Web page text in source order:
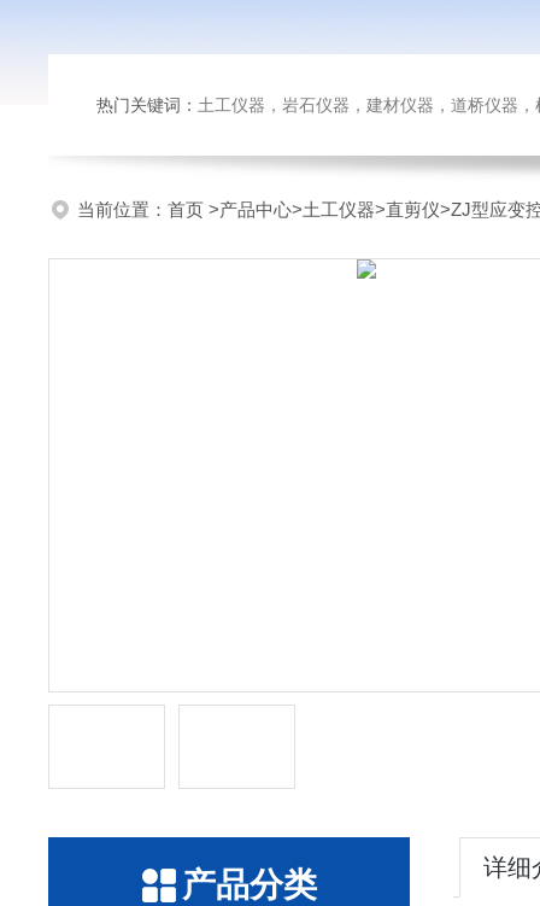
热门关键词： 土工仪器，岩石仪器，建材仪器，道桥仪器，检测
当前位置： 首页 >产品中心>土工仪器>直剪仪>ZJ型应变
产品分类 详细